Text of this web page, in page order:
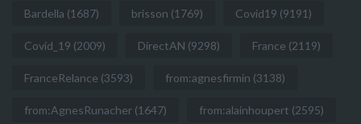
Bardella (1687) brisson (1769) Covid19 (9191)
Covid_19 (2009) DirectAN (9298) France (2119)
FranceRelance (3593) from:agnesfirmin (3138)
from:AgnesRunacher (1647) from:alainhoupert (2595)